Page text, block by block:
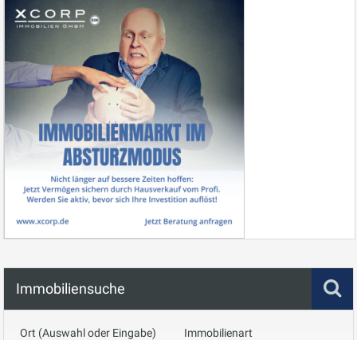
Immobiliensuche
Ort (Auswahl oder Eingabe) Immobilienart